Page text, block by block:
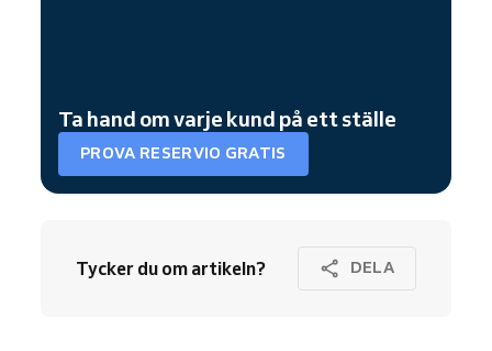
Ta hand om varje kund på ett ställe
PROVA RESERVIO GRATIS
Tycker du om artikeln? DELA